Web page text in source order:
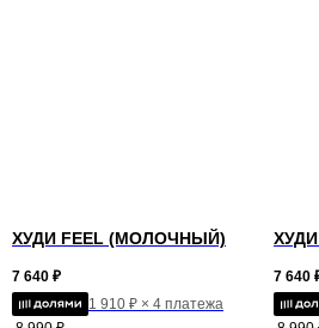
ХУДИ FEEL (МОЛОЧНЫЙ)
7 640 ₽
1 910 ₽ × 4 платежа
7 640